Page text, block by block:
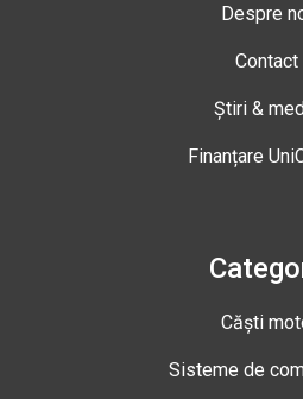
Despre
Contact
Știri &
Finanțare
Căști
Sisteme de